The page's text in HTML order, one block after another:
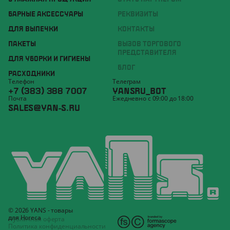
БАРНЫЕ АКСЕССУАРЫ
ДЛЯ ВЫПЕЧКИ
ПАКЕТЫ
ДЛЯ УБОРКИ И ГИГИЕНЫ
РАСХОДНИКИ
РЕКВИЗИТЫ
КОНТАКТЫ
ВЫЗОВ ТОРГОВОГО
ПРЕДСТАВИТЕЛЯ
БЛОГ
Телефон
+7 (383) 388 7007
Телеграм
YANSRU_BOT
Почта
SALES@YAN-S.RU
Ежедневно с 09:00 до 18:00
© 2026 YANS - товары
для Horeca
Публичная оферта
Политика конфиденциальности